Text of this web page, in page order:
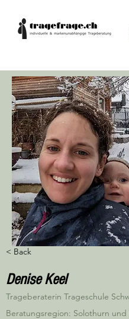
< Back
Denise Keel
Trageberaterin Trageschule
Beratungsregion: Solothurn und